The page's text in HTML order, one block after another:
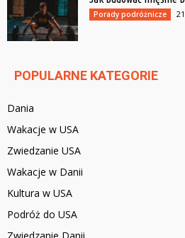
Porady podróżnicze
POPULARNE KATEGORIE
Dania
Wakacje w USA
Zwiedzanie USA
Wakacje w Danii
Kultura w USA
Podróż do USA